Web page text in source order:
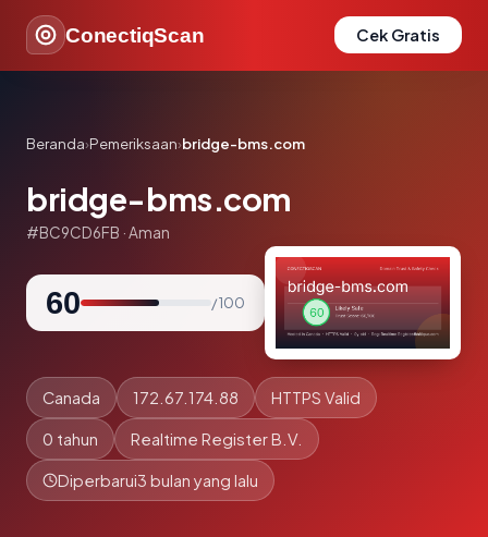
ConectiqScan Cek Gratis
Beranda›Pemeriksaan›bridge-bms.com
bridge-bms.com
#BC9CD6FB · Aman
60 / 100
Canada 172.67.174.88 HTTPS Valid
0 tahun Realtime Register B.V.
Diperbarui3 bulan yang lalu